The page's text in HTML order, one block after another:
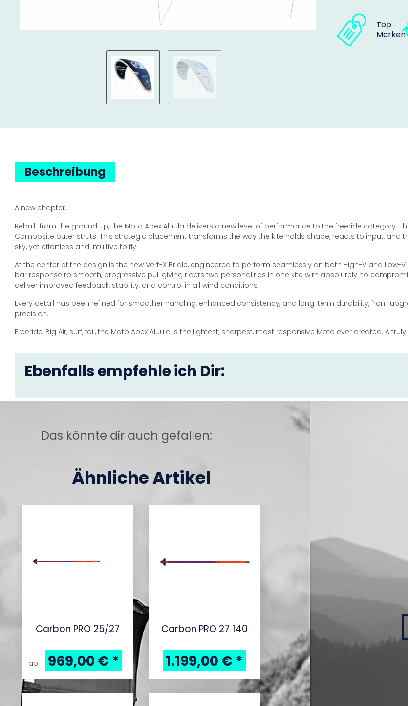
Top
Marken
Beschreibung
A new chapter.
Rebuilt from the ground up, the Moto Apex Aluula delivers a new level of performance to the freeride category.
Composite outer struts. This strategic placement transforms the way the kite holds shape, reacts to input, and
sky, yet effortless and intuitive to fly.
At the center of the design is the new Vert-X Bridle, engineered to perform seamlessly on both High-V and
bar response to smooth, progressive pull giving riders two personalities in one kite with absolutely no
deliver improved feedback, stability, and control in all wind conditions.
Every detail has been refined for smoother handling, enhanced consistency, and long-term durability, from
precision.
Freeride, Big Air, surf, foil, the Moto Apex Aluula is the lightest, sharpest, most responsive Moto ever created. A
Ebenfalls empfehle ich Dir:
Das könnte dir auch gefallen:
Ähnliche Artikel
Carbon PRO 25/27
ab 969,00 € *
Carbon PRO 27 140
1.199,00 € *